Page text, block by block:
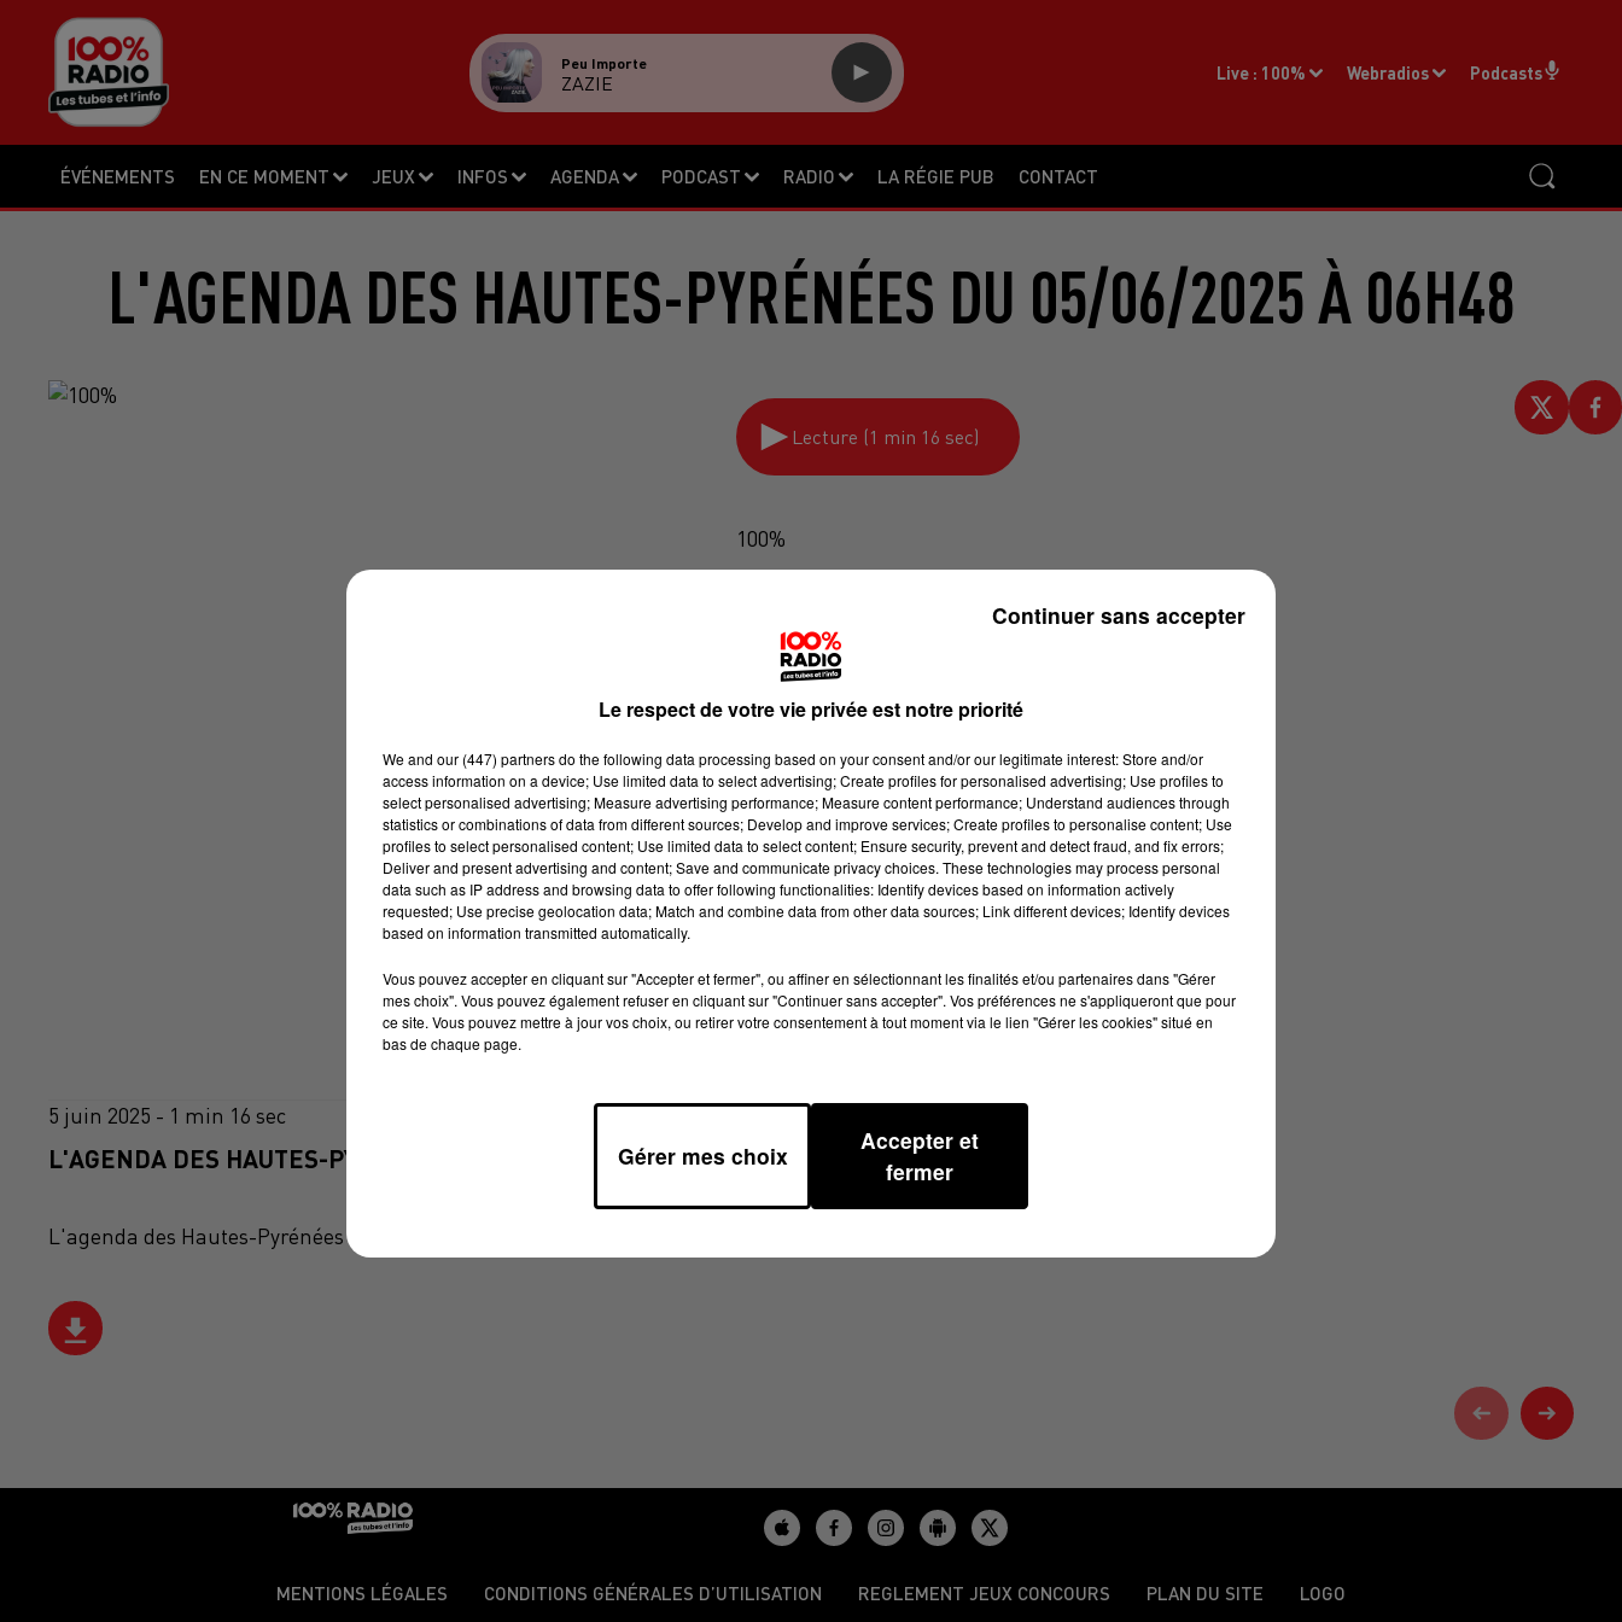
ÉVÉNEMENTS EN CE MOMENT JEUX INFOS AGENDA PODCAST RADIO LA RÉGIE PUB CONTACT
Live : 100% Webradios Podcasts
Peu Importe
ZAZIE
L'AGENDA DES HAUTES-PYRÉNÉES DU 05/06/2025 À 06H48
Lecture (1 min 16 sec)
100%
5 juin 2025 - 1 min 16 sec
L'AGENDA DES HAUTES-PYRÉNÉES DU 05/06/2025 À 06H48
L'agenda des Hautes-Pyrénées
MENTIONS LÉGALES CONDITIONS GÉNÉRALES D’UTILISATION REGLEMENT JEUX CONCOURS PLAN DU SITE LOGO
Le respect de votre vie privée est notre priorité
We and our (447) partnersdo the following data processing based on your consent and/or our legitimate interest: Store and/or
access information on a device; Use limited data to select advertising; Create profiles for personalised advertising; Use profiles to
select personalised advertising; Measure advertising performance; Measure content performance; Understand audiences through
statistics or combinations of data from different sources; Develop and improve services; Create profiles to personalise content; Use
profiles to select personalised content; Use limited data to select content; Ensure security, prevent and detect fraud, and fix errors;
Deliver and present advertising and content; Save and communicate privacy choices. These technologies may process personal
data such as IP address and browsing data to offer following functionalities: Identify devices based on information actively
requested; Use precise geolocation data; Match and combine data from other data sources; Link different devices; Identify devices
based on information transmitted automatically.
Vous pouvez accepter en cliquant sur "Accepter et fermer", ou affiner en sélectionnant les finalités et/ou partenaires dans "Gérer
mes choix". Vous pouvez également refuser en cliquant sur "Continuer sans accepter". Vos préférences ne s'appliqueront que pour
ce site. Vous pouvez mettre à jour vos choix, ou retirer votre consentement à tout moment via le lien "Gérer les cookies" situé en
bas de chaque page.
Gérer mes choix
Accepter et
fermer
Continuer sans accepter